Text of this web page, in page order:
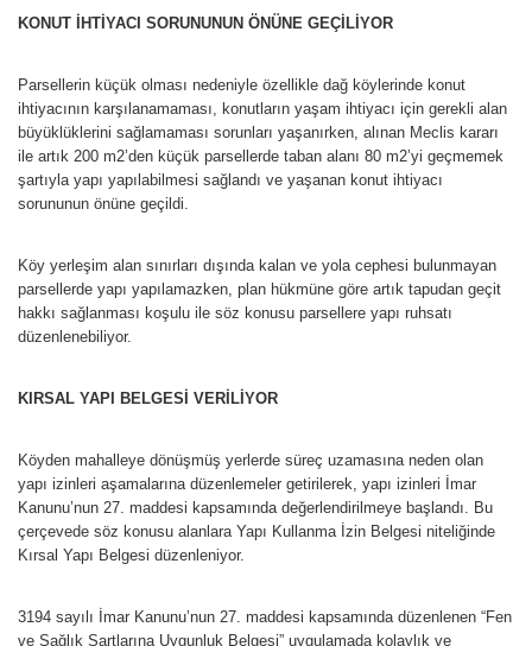
KONUT İHTİYACI SORUNUNUN ÖNÜNE GEÇİLİYOR
Parsellerin küçük olması nedeniyle özellikle dağ köylerinde konut
ihtiyacının karşılanamaması, konutların yaşam ihtiyacı için gerekli alan
büyüklüklerini sağlamaması sorunları yaşanırken, alınan Meclis kararı
ile artık 200 m2’den küçük parsellerde taban alanı 80 m2’yi geçmemek
şartıyla yapı yapılabilmesi sağlandı ve yaşanan konut ihtiyacı
sorununun önüne geçildi.
Köy yerleşim alan sınırları dışında kalan ve yola cephesi bulunmayan
parsellerde yapı yapılamazken, plan hükmüne göre artık tapudan geçit
hakkı sağlanması koşulu ile söz konusu parsellere yapı ruhsatı
düzenlenebiliyor.
KIRSAL YAPI BELGESİ VERİLİYOR
Köyden mahalleye dönüşmüş yerlerde süreç uzamasına neden olan
yapı izinleri aşamalarına düzenlemeler getirilerek, yapı izinleri İmar
Kanunu’nun 27. maddesi kapsamında değerlendirilmeye başlandı. Bu
çerçevede söz konusu alanlara Yapı Kullanma İzin Belgesi niteliğinde
Kırsal Yapı Belgesi düzenleniyor.
3194 sayılı İmar Kanunu’nun 27. maddesi kapsamında düzenlenen “Fen
ve Sağlık Şartlarına Uygunluk Belgesi” uygulamada kolaylık ve